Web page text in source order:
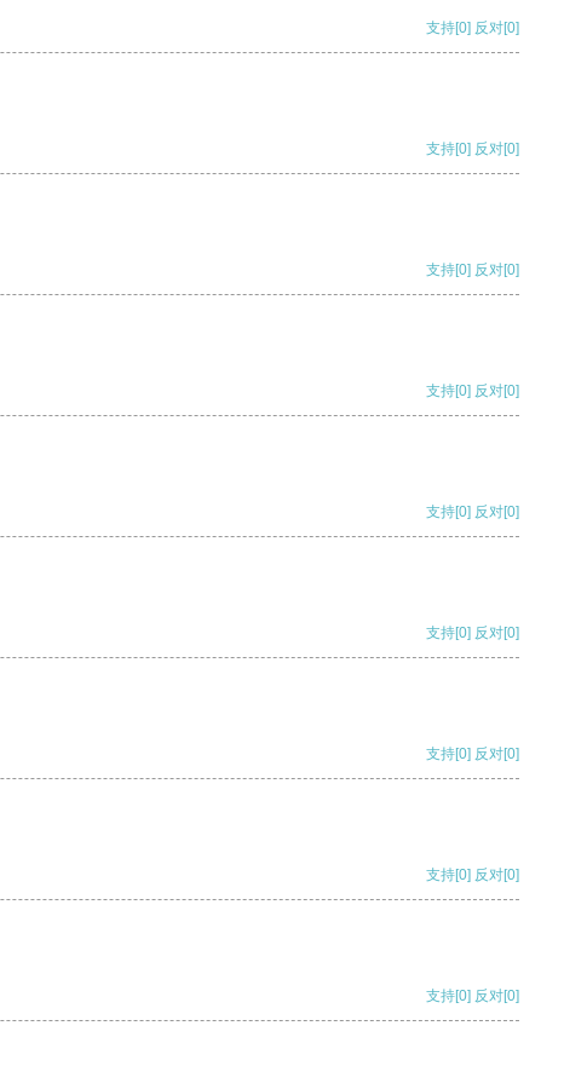
支持[0] 反对[0]
支持[0] 反对[0]
支持[0] 反对[0]
支持[0] 反对[0]
支持[0] 反对[0]
支持[0] 反对[0]
支持[0] 反对[0]
支持[0] 反对[0]
支持[0] 反对[0]